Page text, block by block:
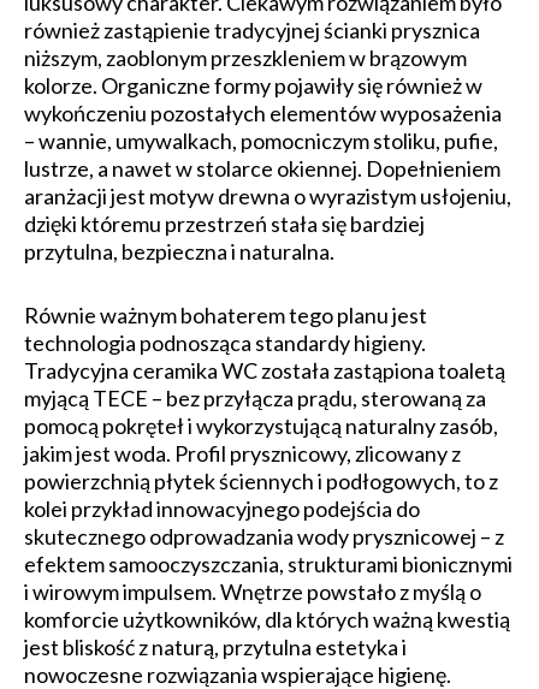
również zastąpienie tradycyjnej ścianki prysznica
niższym, zaoblonym przeszkleniem w brązowym
kolorze. Organiczne formy pojawiły się również w
wykończeniu pozostałych elementów wyposażenia
– wannie, umywalkach, pomocniczym stoliku, pufie,
lustrze, a nawet w stolarce okiennej. Dopełnieniem
aranżacji jest motyw drewna o wyrazistym usłojeniu,
dzięki któremu przestrzeń stała się bardziej
przytulna, bezpieczna i naturalna.
Równie ważnym bohaterem tego planu jest
technologia podnosząca standardy higieny.
Tradycyjna ceramika WC została zastąpiona toaletą
myjącą TECE – bez przyłącza prądu, sterowaną za
pomocą pokręteł i wykorzystującą naturalny zasób,
jakim jest woda. Profil prysznicowy, zlicowany z
powierzchnią płytek ściennych i podłogowych, to z
kolei przykład innowacyjnego podejścia do
skutecznego odprowadzania wody prysznicowej – z
efektem samooczyszczania, strukturami bionicznymi
i wirowym impulsem. Wnętrze powstało z myślą o
komforcie użytkowników, dla których ważną kwestią
jest bliskość z naturą, przytulna estetyka i
nowoczesne rozwiązania wspierające higienę.